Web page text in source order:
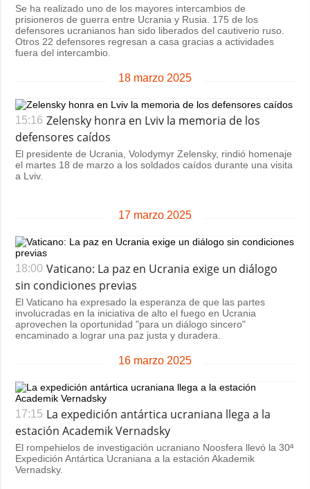
Se ha realizado uno de los mayores intercambios de
prisioneros de guerra entre Ucrania y Rusia. 175 de los
defensores ucranianos han sido liberados del cautiverio ruso.
Otros 22 defensores regresan a casa gracias a actividades
fuera del intercambio.
18 marzo 2025
15:16 Zelensky honra en Lviv la memoria de los
defensores caídos
El presidente de Ucrania, Volodymyr Zelensky, rindió homenaje
el martes 18 de marzo a los soldados caídos durante una visita
a Lviv.
17 marzo 2025
18:00 Vaticano: La paz en Ucrania exige un diálogo
sin condiciones previas
El Vaticano ha expresado la esperanza de que las partes
involucradas en la iniciativa de alto el fuego en Ucrania
aprovechen la oportunidad "para un diálogo sincero"
encaminado a lograr una paz justa y duradera.
16 marzo 2025
17:15 La expedición antártica ucraniana llega a la
estación Academik Vernadsky
El rompehielos de investigación ucraniano Noosfera llevó la 30ª
Expedición Antártica Ucraniana a la estación Akademik
Vernadsky.